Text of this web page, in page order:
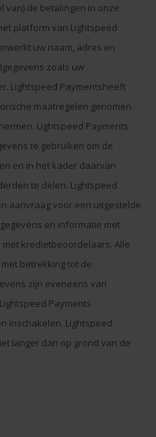
van) de betalingen in onze
platform van Lightspeed
uw naam, adres en
zoals uw
Lightspeed Paymentsheeft
maatregelen genomen
Lightspeed Payments
te gebruiken om de
en in het kader daarvan
te delen. Lightspeed
aanvraag voor een uitgestelde
en informatie met
kredietbeoordelaars. Alle
betrekking tot de
zijn eveneens van
Payments
inschakelen. Lightspeed
langer dan op grond van de